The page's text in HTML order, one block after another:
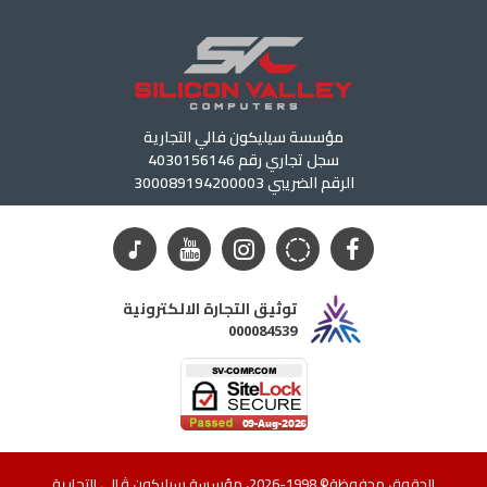
مؤسسة سيليكون فالي التجارية
سجل تجاري رقم 4030156146
الرقم الضريبي 300089194200003
توثيق التجارة الالكترونية
000084539